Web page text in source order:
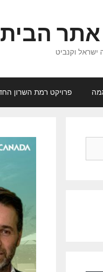
אתר הבית
וקנביט
פרויקט רמת השרון